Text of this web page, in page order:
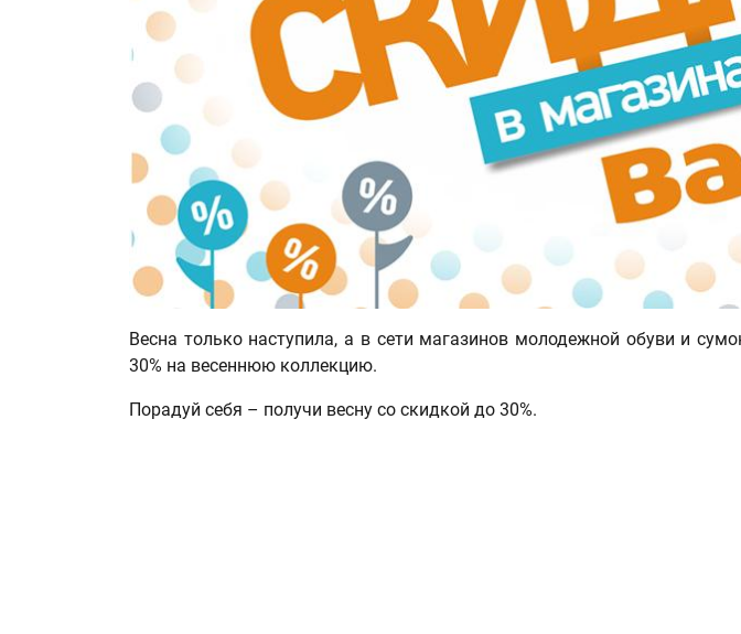
Весна только наступила, а в сети магазинов молодежной обуви и
30% на весеннюю коллекцию.
Порадуй себя – получи весну со скидкой до 30%.